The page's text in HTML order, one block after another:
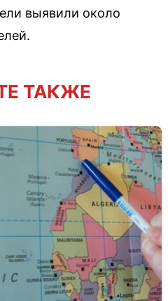
выявили около
ТАКЖЕ